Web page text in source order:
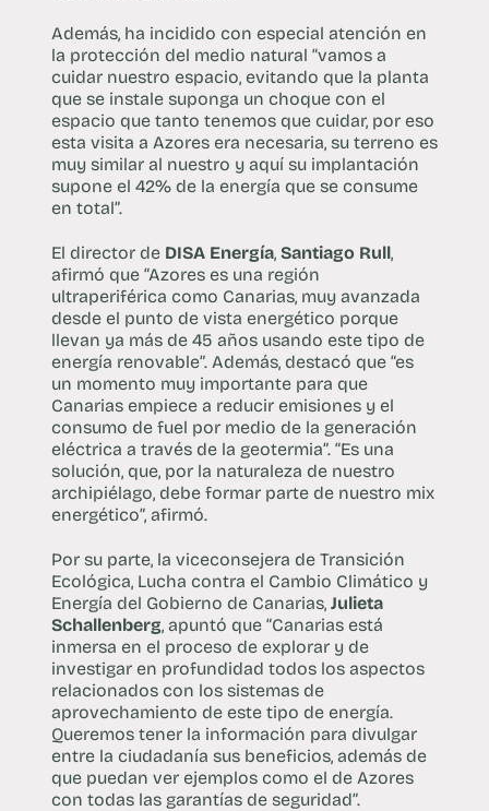
Además, ha incidido con especial atención en
la protección del medio natural “vamos a
cuidar nuestro espacio, evitando que la planta
que se instale suponga un choque con el
espacio que tanto tenemos que cuidar, por eso
esta visita a Azores era necesaria, su terreno es
muy similar al nuestro y aquí su implantación
supone el 42% de la energía que se consume
en total”.
El director de DISA Energía, Santiago Rull,
afirmó que “Azores es una región
ultraperiférica como Canarias, muy avanzada
desde el punto de vista energético porque
llevan ya más de 45 años usando este tipo de
energía renovable”. Además, destacó que “es
un momento muy importante para que
Canarias empiece a reducir emisiones y el
consumo de fuel por medio de la generación
eléctrica a través de la geotermia”. “Es una
solución, que, por la naturaleza de nuestro
archipiélago, debe formar parte de nuestro mix
energético”, afirmó.
Por su parte, la viceconsejera de Transición
Ecológica, Lucha contra el Cambio Climático y
Energía del Gobierno de Canarias, Julieta
Schallenberg, apuntó que “Canarias está
inmersa en el proceso de explorar y de
investigar en profundidad todos los aspectos
relacionados con los sistemas de
aprovechamiento de este tipo de energía.
Queremos tener la información para divulgar
entre la ciudadanía sus beneficios, además de
que puedan ver ejemplos como el de Azores
con todas las garantías de seguridad”.